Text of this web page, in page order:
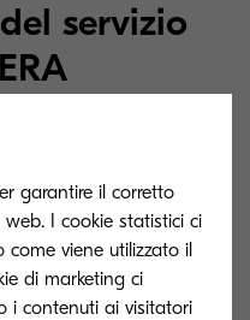
servizio
modo possiamo
vostro prodotto
garantire il corretto
I cookie statistici ci
viene utilizzato il
di marketing ci
i contenuti ai visitatori